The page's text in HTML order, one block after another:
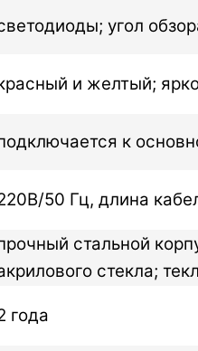
угол
и желтый;
к
50 Гц, длина
стальной
стекла;
года